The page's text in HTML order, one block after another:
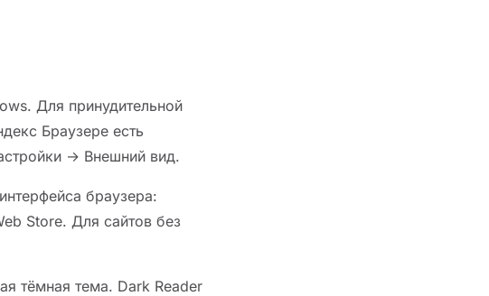
Для принудительной
Браузере есть
→ Внешний вид.
браузера:
Store. Для сайтов без
тёмная тема. Dark Reader